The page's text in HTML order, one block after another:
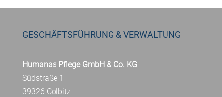
GESCHÄFTSFÜHRUNG & VERWALTUNG
Humanas Pflege GmbH & Co. KG
Südstraße 1
39326 Colbitz